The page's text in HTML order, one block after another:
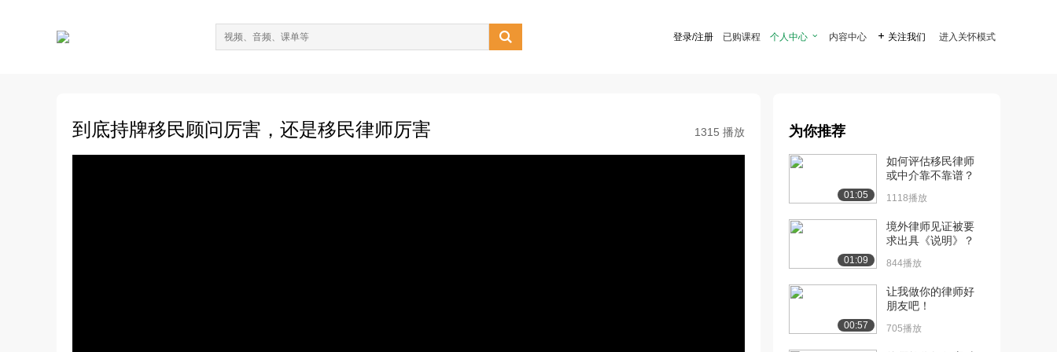
 登录/注册 已购课程 个人中心  内容中心  关注我们 进入关怀模式
到底持牌移民顾问厉害，还是移民律师厉害 1315 播放 为你推荐
01:05
如何评估移民律师
或中介靠不靠谱？
1118播放
01:09
境外律师见证被要
求出具《说明》？
844播放
00:57
让我做你的律师好
朋友吧！
705播放